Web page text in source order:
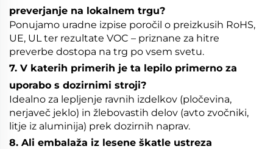
preverjanje na lokalnem trgu?
Ponujamo uradne izpise poročil o preizkusih RoHS,
UE, UL ter rezultate VOC – priznane za hitre
preverbe dostopa na trg po vsem svetu.
7. V katerih primerih je ta lepilo primerno za
uporabo s dozirnimi stroji?
Idealno za lepljenje ravnih izdelkov (pločevina,
nerjaveč jeklo) in žlebovastih delov (avto zvočniki,
litje iz aluminija) prek dozirnih naprav.
8. Ali embalaža iz lesene škatle ustreza